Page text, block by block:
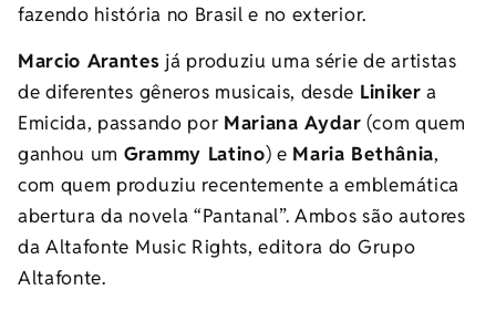
fazendo história no Brasil e no exterior.
Marcio Arantes já produziu uma série de artistas
de diferentes gêneros musicais, desde Liniker a
Emicida, passando por Mariana Aydar (com quem
ganhou um Grammy Latino) e Maria Bethânia,
com quem produziu recentemente a emblemática
abertura da novela “Pantanal”. Ambos são autores
da Altafonte Music Rights, editora do Grupo
Altafonte.